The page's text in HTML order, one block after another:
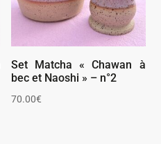
Set Matcha « Chawan à
bec et Naoshi » – n°2
70.00€